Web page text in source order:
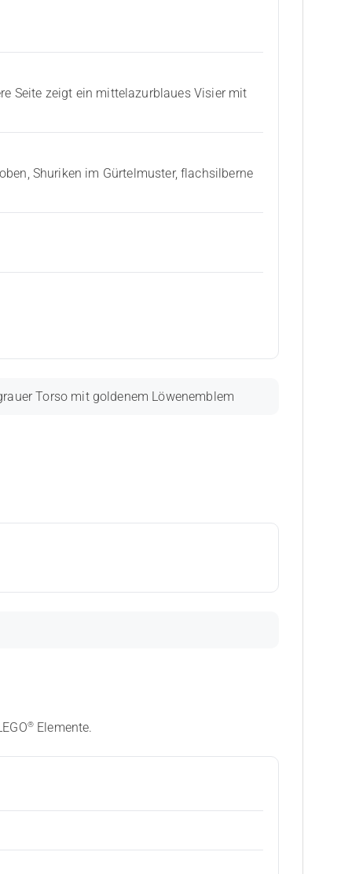
Seite zeigt ein mittelazurblaues Visier mit
Shuriken im Gürtelmuster, flachsilberne
Torso mit goldenem Löwenemblem
®Elemente.